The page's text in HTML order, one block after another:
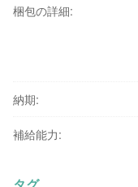
梱包の詳細:
納期:
補給能力: